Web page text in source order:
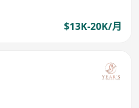
$13K-20K/月